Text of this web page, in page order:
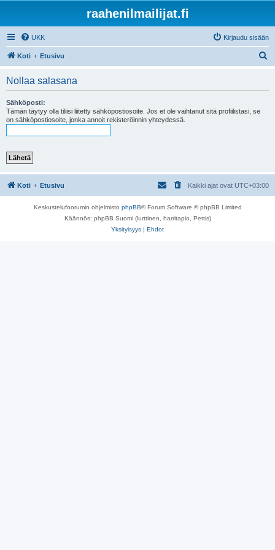
raahenilmailijat.fi
UKK Kirjaudu sisään
Koti Etusivu
Nollaa salasana
Sähköposti:
Tämän täytyy olla tiliisi liitetty sähköpostiosoite. Jos et ole vaihtanut sitä profiilistasi, se
on sähköpostiosoite, jonka annoit rekisteröinnin yhteydessä.
Koti Etusivu Kaikki ajat ovat UTC+03:00
Keskustelufoorumin ohjelmisto phpBB® Forum Software © phpBB Limited
Käännös: phpBB Suomi (lurttinen, harritapio, Pettis)
Yksityisyys | Ehdot